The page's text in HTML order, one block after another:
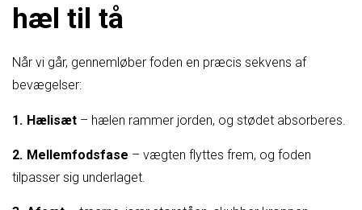
hæl til tå
Når vi går, gennemløber foden en præcis sekvens af
bevægelser:
Hælisæt – hælen rammer jorden, og stødet absorberes.
Mellemfodsfase – vægten flyttes frem, og foden
tilpasser sig underlaget.